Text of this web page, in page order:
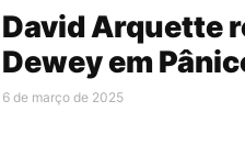
David Arquette
Dewey em
6 de março de 2025